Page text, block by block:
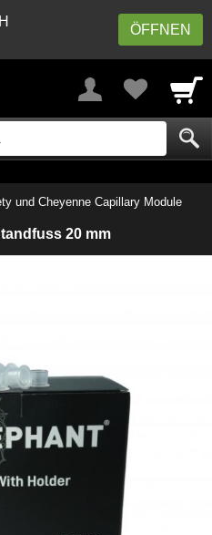
ÖFFNEN
und Cheyenne Capillary Module
20 mm